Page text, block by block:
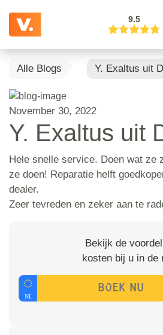
9.5
Alle Blogs Y. Exaltus uit
November 30, 2022
Y. Exaltus uit
Hele snelle service. Doen wat ze
ze doen! Reparatie helft
dealer.
Zeer tevreden en zeker aan te
Bekijk de
kosten bij u in de